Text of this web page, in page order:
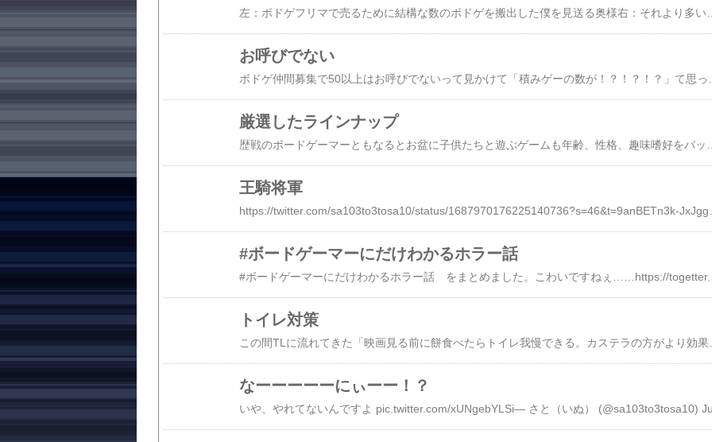
お呼びでない
厳選したラインナップ
王騎将軍
#ボードゲーマーにだけわかるホラー話
トイレ対策
なーーーーーにぃーー！？